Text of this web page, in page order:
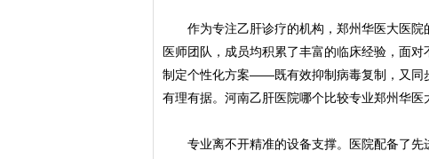
作为专注乙肝诊疗的机构，郑州华医大医院
医师团队，成员均积累了丰富的临床经验，面
制定个性化方案——既有效抑制病毒复制，又同
有理有据。河南乙肝医院哪个比较专业郑州华医
专业离不开精准的设备支撑。医院配备了先